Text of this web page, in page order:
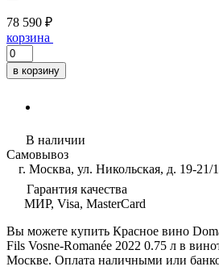
78 590 ₽
корзина
в корзину
В наличии
Самовывоз
г. Москва, ул. Никольская, д. 19-21/1
Гарантия качества
МИР, Visa, MasterCard
Вы можете купить Красное вино
Fils Vosne-Romanée 2022 0.75 л в
Москве. Оплата наличными или